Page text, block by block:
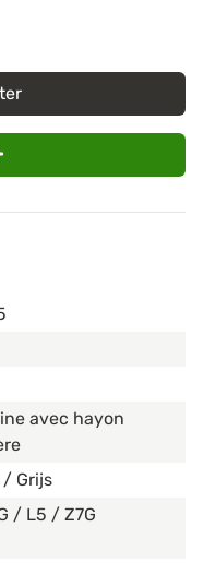
avec hayon
/ Grijs
/ L5 / Z7G